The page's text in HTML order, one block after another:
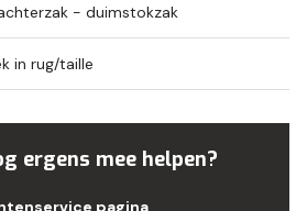
- duimstokzak
in rug/taille
ergens mee helpen?
pagina